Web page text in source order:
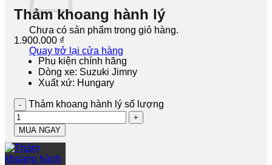
Chưa có sản phẩm trong giỏ hàng.
Quay trở lại cửa hàng
Thảm khoang hành lý
1.900.000 ₫
Phụ kiện chính hãng
Dòng xe: Suzuki Jimny
Xuất xứ: Hungary
Thảm khoang hành lý số lượng
MUA NGAY